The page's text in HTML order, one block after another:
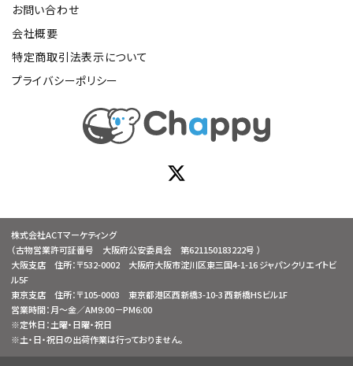
お問い合わせ
会社概要
特定商取引法表示について
プライバシーポリシー
株式会社ACTマーケティング
（古物営業許可証番号 大阪府公安委員会 第621150183222号 ）
大阪支店 住所：〒532-0002 大阪府大阪市淀川区東三国4-1-16 ジャパンクリエイトビ
ル5F
東京支店 住所：〒105-0003 東京都港区西新橋3-10-3 西新橋HSビル1F
営業時間：月～金／AM9:00－PM6:00
※定休日：土曜・日曜・祝日
※土・日・祝日の出荷作業は行っておりません。